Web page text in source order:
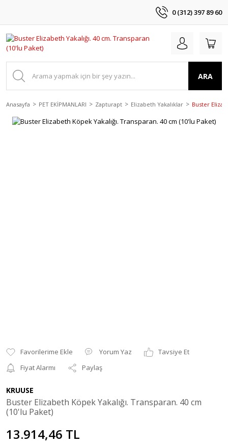
0 (312) 397 89 60
ARA
Anasayfa PET EKİPMANLARI Zapturapt Elizabeth Yakalıklar Buster
Yorum Yaz
Tavsiye Et
Fiyat Alarmı
Paylaş
KRUUSE
Buster Elizabeth Köpek Yakalığı. Transparan. 40 cm
(10'lu Paket)
13.914,46 TL